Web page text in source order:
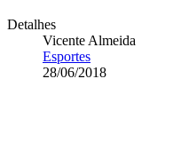
Detalhes
Vicente Almeida
Esportes
28/06/2018